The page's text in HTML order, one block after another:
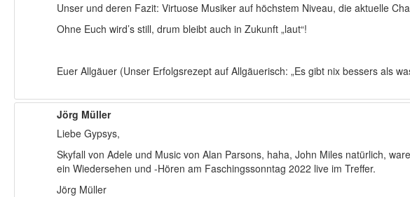
Unser und deren Fazit: Virtuose Musiker auf höchstem Niveau, die aktuelle
Ohne Euch wird’s still, drum bleibt auch in Zukunft „laut“!
Euer Allgäuer (Unser Erfolgsrezept auf Allgäuerisch: „Es gibt nix bessers als
Jörg Müller
Liebe Gypsys,
Skyfall von Adele und Music von Alan Parsons, haha, John Miles natürlich,
ein Wiedersehen und -Hören am Faschingssonntag 2022 live im Treffer.
Jörg Müller